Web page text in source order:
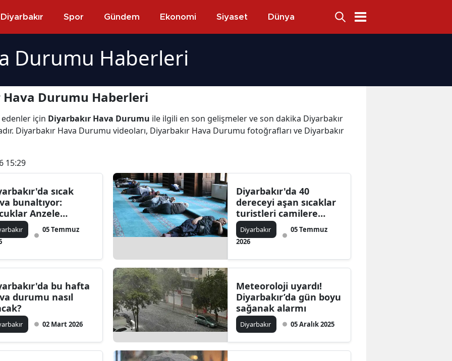
Diyarbakır Spor Gündem Ekonomi Siyaset Dünya
Durumu Haberleri
Hava Durumu Haberleri
için Diyarbakır Hava Durumu ile ilgili en son gelişmeler ve son dakika Diyarbakır
Diyarbakır Hava Durumu videoları, Diyarbakır Hava Durumu fotoğrafları ve Diyarbakır
15:29
sıcak
bunaltıyor:
Anzele
serinledi
05 Temmuz
Diyarbakır'da 40
dereceyi aşan sıcaklar
turistleri camilere
yöneltti
Diyarbakır
05 Temmuz
2026
bu hafta
durumu nasıl
02 Mart 2026
Meteoroloji uyardı!
Diyarbakır’da gün boyu
sağanak alarmı
Diyarbakır 05 Aralık 2025